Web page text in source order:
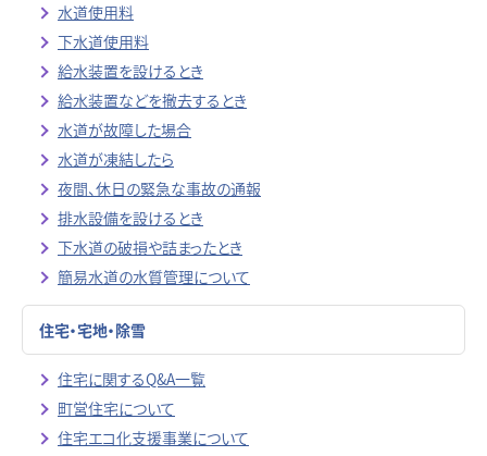
水道使用料
下水道使用料
給水装置を設けるとき
給水装置などを撤去するとき
水道が故障した場合
水道が凍結したら
夜間、休日の緊急な事故の通報
排水設備を設けるとき
下水道の破損や詰まったとき
簡易水道の水質管理について
住宅・宅地・除雪
住宅に関するQ&A一覧
町営住宅について
住宅エコ化支援事業について